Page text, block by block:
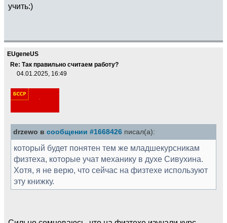
учить:)
EUgeneUS
Re: Так правильно считаем работу?
04.01.2025, 16:49
drzewo в сообщении #1668426 писал(а):
который будет понятен тем же младшекурсникам
физтеха, которые учат механику в духе Сивухина.
Хотя, я не верю, что сейчас на физтехе используют
эту книжку.